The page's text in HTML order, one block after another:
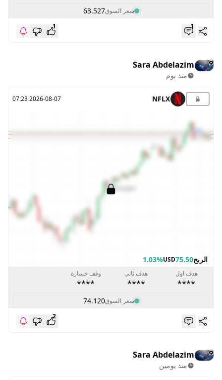
سعر السوق63.527
1
1
Sara Abdelazim
منذ يوم
NFLX
2026-08-07 07:23
الربح75.50
USD
1.03%
هدف اول
****
هدف ثاني
****
وقف خسارة
****
سعر السوق74.120
2
Sara Abdelazim
منذ يومين